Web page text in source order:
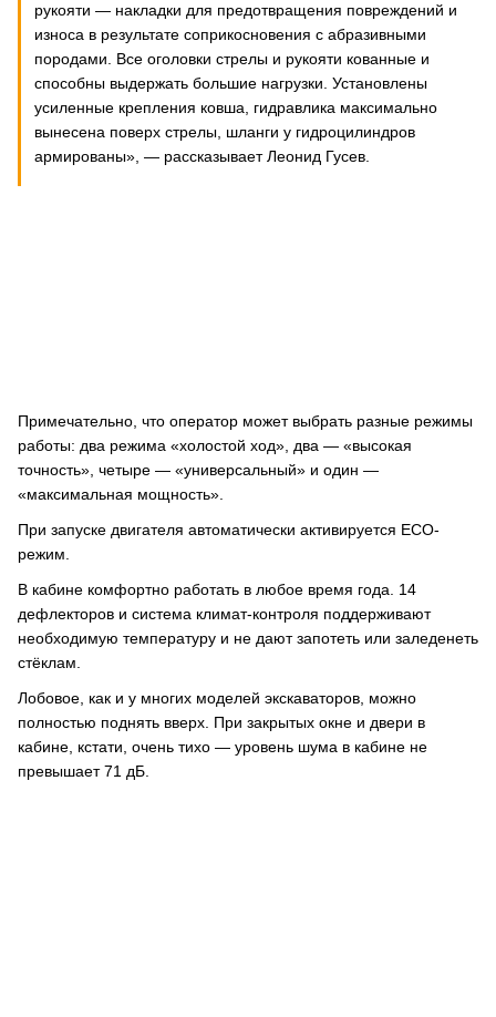
рукояти — накладки для предотвращения повреждений и
износа в результате соприкосновения с абразивными
породами. Все оголовки стрелы и рукояти кованные и
способны выдержать большие нагрузки. Установлены
усиленные крепления ковша, гидравлика максимально
вынесена поверх стрелы, шланги у гидроцилиндров
армированы», — рассказывает Леонид Гусев.
Примечательно, что оператор может выбрать разные режимы
работы: два режима «холостой ход», два — «высокая
точность», четыре — «универсальный» и один —
«максимальная мощность».
При запуске двигателя автоматически активируется ЕСО-
режим.
В кабине комфортно работать в любое время года. 14
дефлекторов и система климат-контроля поддерживают
необходимую температуру и не дают запотеть или заледенеть
стёклам.
Лобовое, как и у многих моделей экскаваторов, можно
полностью поднять вверх. При закрытых окне и двери в
кабине, кстати, очень тихо — уровень шума в кабине не
превышает 71 дБ.